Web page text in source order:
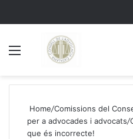
Home/Comissions del
per a advocades i advocats/
que és incorrecte!